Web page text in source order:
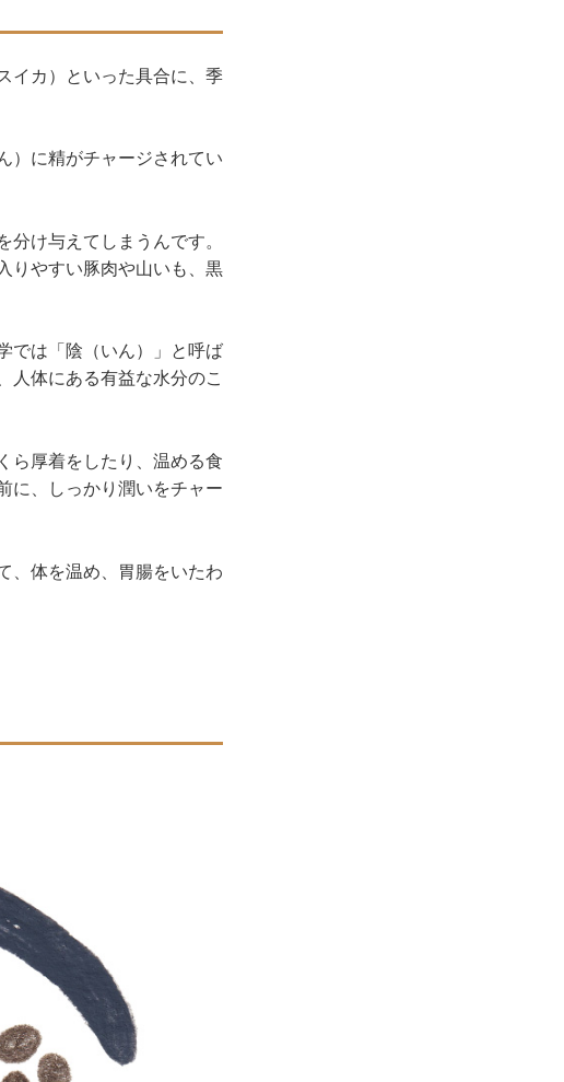
イカ）といった具合に、季
）に精がチャージされてい
分け与えてしまうんです。
りやすい豚肉や山いも、黒
では「陰（いん）」と呼ば
人体にある有益な水分のこ
ら厚着をしたり、温める食
に、しっかり潤いをチャー
、体を温め、胃腸をいたわ